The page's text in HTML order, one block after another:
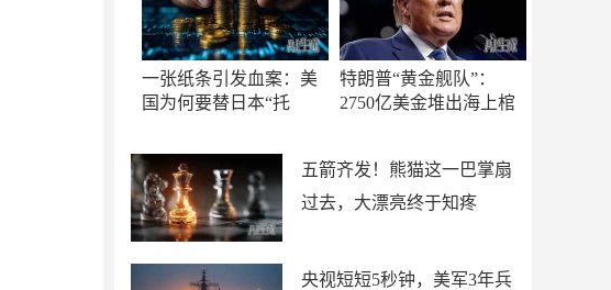
一张纸条引发血案：美
国为何要替日本“托
特朗普“黄金舰队”：
2750亿美金堆出海上棺
五箭齐发！熊猫这一巴掌扇
过去，大漂亮终于知疼
央视短短5秒钟，美军3年兵